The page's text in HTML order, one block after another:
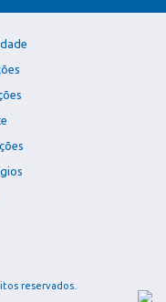
reservados.